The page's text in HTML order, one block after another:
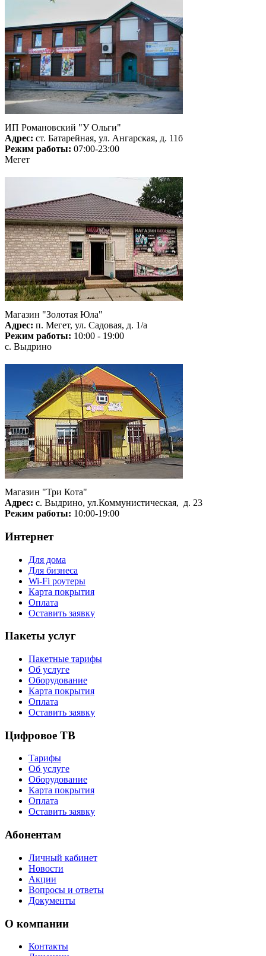
ИП Романовский "У Ольги"
Адрес: ст. Батарейная, ул. Ангарская, д. 11б
Режим работы: 07:00-23:00
Мегет
Магазин "Золотая Юла"
Адрес: п. Мегет, ул. Садовая, д. 1/а
Режим работы: 10:00 - 19:00
с. Выдрино
Магазин "Три Кота"
Адрес: с. Выдрино, ул.Коммунистическая, д. 23
Режим работы: 10:00-19:00
Интернет
Для дома
Для бизнеса
Wi-Fi роутеры
Карта покрытия
Оплата
Оставить заявку
Пакеты услуг
Пакетные тарифы
Об услуге
Оборудование
Карта покрытия
Оплата
Оставить заявку
Цифровое ТВ
Тарифы
Об услуге
Оборудование
Карта покрытия
Оплата
Оставить заявку
Абонентам
Личный кабинет
Новости
Акции
Вопросы и ответы
Документы
О компании
Контакты